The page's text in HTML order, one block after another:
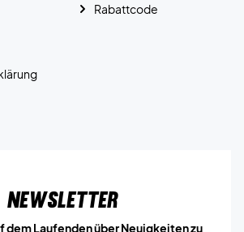
Rabattcode
Newsletter
dem Laufenden über Neuigkeiten zu